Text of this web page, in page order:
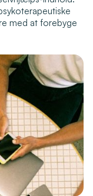
med at forebyge